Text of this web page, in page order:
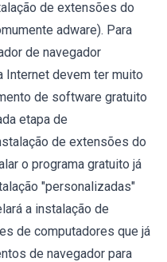
de extensões do
adware). Para
de navegador
Internet devem ter muito
de software gratuito
etapa de
de extensões do
o programa gratuito já
"personalizadas"
a instalação de
de computadores que já
de navegador para